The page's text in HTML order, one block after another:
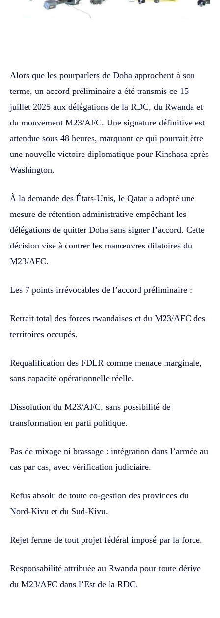
Alors que les pourparlers de Doha approchent à son
terme, un accord préliminaire a été transmis ce 15
juillet 2025 aux délégations de la RDC, du Rwanda et
du mouvement M23/AFC. Une signature définitive est
attendue sous 48 heures, marquant ce qui pourrait être
une nouvelle victoire diplomatique pour Kinshasa après
Washington.
À la demande des États-Unis, le Qatar a adopté une
mesure de rétention administrative empêchant les
délégations de quitter Doha sans signer l’accord. Cette
décision vise à contrer les manœuvres dilatoires du
M23/AFC.
Les 7 points irrévocables de l’accord préliminaire :
Retrait total des forces rwandaises et du M23/AFC des
territoires occupés.
Requalification des FDLR comme menace marginale,
sans capacité opérationnelle réelle.
Dissolution du M23/AFC, sans possibilité de
transformation en parti politique.
Pas de mixage ni brassage : intégration dans l’armée au
cas par cas, avec vérification judiciaire.
Refus absolu de toute co-gestion des provinces du
Nord-Kivu et du Sud-Kivu.
Rejet ferme de tout projet fédéral imposé par la force.
Responsabilité attribuée au Rwanda pour toute dérive
du M23/AFC dans l’Est de la RDC.